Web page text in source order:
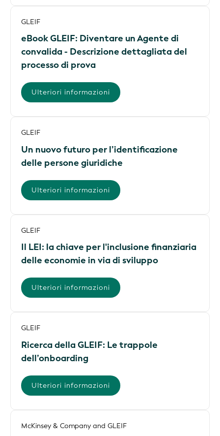
GLEIF
eBook GLEIF: Diventare un Agente di
convalida - Descrizione dettagliata del
processo di prova
Ulteriori informazioni
GLEIF
Un nuovo futuro per l’identificazione
delle persone giuridiche
Ulteriori informazioni
GLEIF
Il LEI: la chiave per l'inclusione finanziaria
delle economie in via di sviluppo
Ulteriori informazioni
GLEIF
Ricerca della GLEIF: Le trappole
dell’onboarding
Ulteriori informazioni
McKinsey & Company and GLEIF